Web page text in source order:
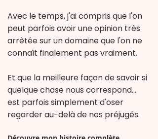
Avec le temps, j'ai compris que l'on
peut parfois avoir une opinion très
arrêtée sur un domaine que l'on ne
connaît finalement pas vraiment.
Et que la meilleure façon de savoir si
quelque chose nous correspond...
est parfois simplement d'oser
regarder au-delà de nos préjugés.